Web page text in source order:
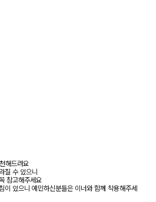
해드려요
질 수 있으니
참고해주세요
이 있으니 예민하신분들은 이너와 함께 착용해주세